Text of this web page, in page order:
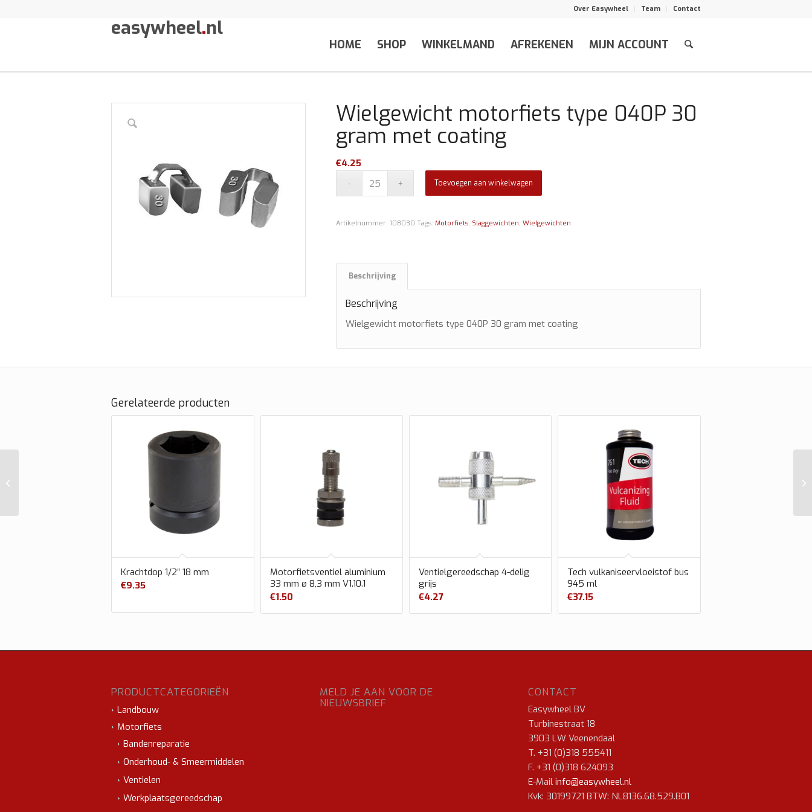
Over Easywheel Team Contact
easywheel.nl
HOME SHOP WINKELMAND AFREKENEN MIJN ACCOUNT
Wielgewicht motorfiets type 040P 30
gram met coating
€4.25
Toevoegen aan winkelwagen
Artikelnummer:108030 Tags:Motorfiets, Slaggewichten,Wielgewichten
Beschrijving
Beschrijving
Wielgewicht motorfiets type 040P 30 gram met coating
Gerelateerde producten
Krachtdop 1/2″ 18 mm
€9.35
Motorfietsventiel aluminium
33 mm ø 8,3 mm V1.10.1
€1.50
Ventielgereedschap 4-delig
grijs
€4.27
Tech vulkaniseervloeistof bus
945 ml
€37.15
PRODUCTCATEGORIEËN
Landbouw
Motorfiets
Bandenreparatie
Onderhoud- & Smeermiddelen
Ventielen
Werkplaatsgereedschap
MELD JE AAN VOOR DE
NIEUWSBRIEF
CONTACT
Easywheel BV
Turbinestraat 18
3903 LW Veenendaal
T. +31 (0)318 555411
F. +31 (0)318 624093
E-Mail info@easywheel.nl
Kvk: 30199721 BTW: NL8136.68.529.B01